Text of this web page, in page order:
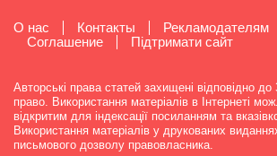
О нас Контакты
Рекламодателям
Cоглашение
Підтримати сайт
Авторські права статей захищені відповідно
право. Використання матеріалів в Інтернеті
відкритим для індексації посиланням та
Використання матеріалів у друкованих
письмового дозволу правовласника.